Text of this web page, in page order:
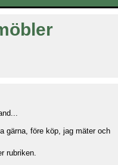
gärna, före köp, jag mäter och
rubriken.